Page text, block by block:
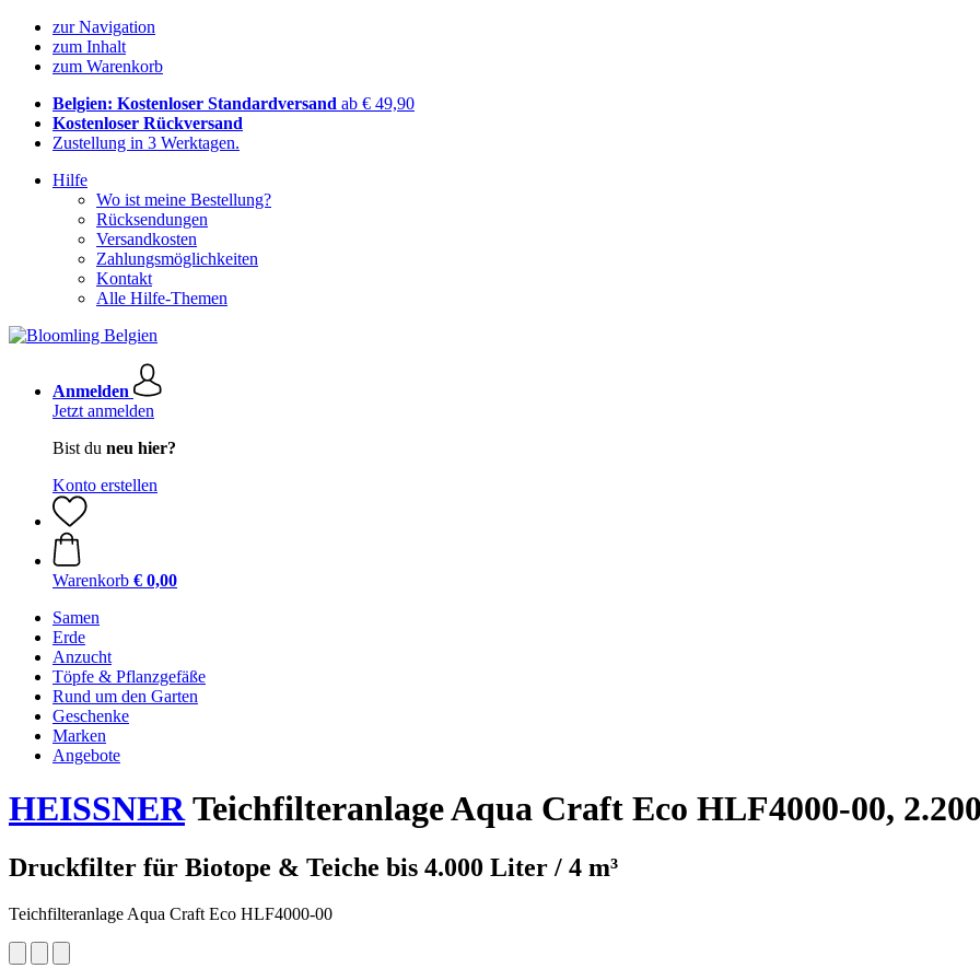
zur Navigation
zum Inhalt
zum Warenkorb
Belgien: Kostenloser Standardversand ab € 49,90
Kostenloser Rückversand
Zustellung in 3 Werktagen.
Hilfe
Wo ist meine Bestellung?
Rücksendungen
Versandkosten
Zahlungsmöglichkeiten
Kontakt
Alle Hilfe-Themen
Anmelden
Jetzt anmelden
Bist du neu hier?
Konto erstellen
Warenkorb € 0,00
Samen
Erde
Anzucht
Töpfe & Pflanzgefäße
Rund um den Garten
Geschenke
Marken
Angebote
HEISSNERTeichfilteranlage Aqua Craft Eco HLF4000-00,
Druckfilter für Biotope & Teiche bis 4.000 Liter / 4 m³
Teichfilteranlage Aqua Craft Eco HLF4000-00